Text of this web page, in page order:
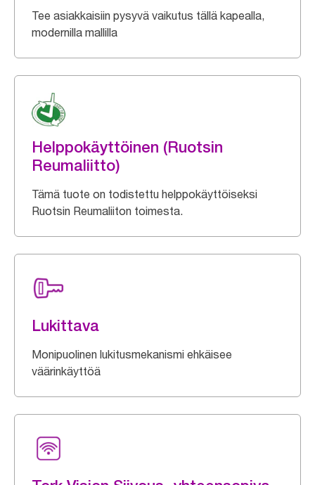
Tee asiakkaisiin pysyvä vaikutus tällä kapealla,
modernilla mallilla
Helppokäyttöinen (Ruotsin
Reumaliitto)
Tämä tuote on todistettu helppokäyttöiseksi
Ruotsin Reumaliiton toimesta.
Lukittava
Monipuolinen lukitusmekanismi ehkäisee
väärinkäyttöä